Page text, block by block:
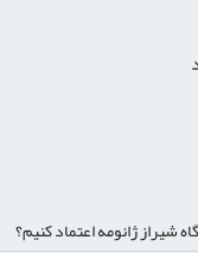
ژانومه اعتماد کنیم؟